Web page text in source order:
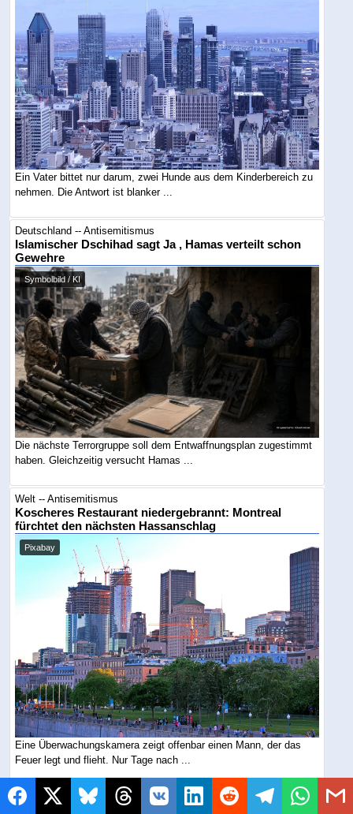
Ein Vater bittet nur darum, zwei Hunde aus dem Kinderbereich zu
nehmen. Die Antwort ist blanker ...
Deutschland -- Antisemitismus
Islamischer Dschihad sagt Ja , Hamas verteilt schon
Gewehre
Symbolbild / KI
Die nächste Terrorgruppe soll dem Entwaffnungsplan zugestimmt
haben. Gleichzeitig versucht Hamas ...
Welt -- Antisemitismus
Koscheres Restaurant niedergebrannt: Montreal
fürchtet den nächsten Hassanschlag
Pixabay
Eine Überwachungskamera zeigt offenbar einen Mann, der das
Feuer legt und flieht. Nur Tage nach ...
Europa -- Antisemitismus